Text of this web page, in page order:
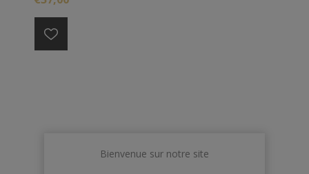
Bienvenue sur notre site